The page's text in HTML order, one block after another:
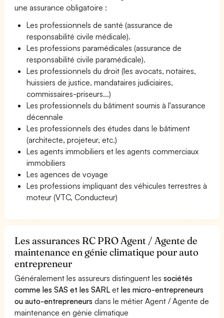
une assurance obligatoire :
Les professionnels de santé (assurance de
responsabilité civile médicale).
Les professions paramédicales (assurance de
responsabilité civile paramédicale).
Les professionnels du droit (les avocats, notaires,
huissiers de justice, mandataires judiciaires,
commissaires-priseurs...)
Les professionnels du bâtiment soumis à l'assurance
décennale
Les professionnels des études dans le bâtiment
(architecte, projeteur, etc.)
Les agents immobiliers et les agents commerciaux
immobiliers
Les agences de voyage
Les professions impliquant des véhicules terrestres à
moteur (VTC, Conducteur)
Les assurances RC PRO Agent / Agente de
maintenance en génie climatique pour auto
entrepreneur
Généralement les assureurs distinguent lessociétés
comme les SAS et les SARL etles micro-entrepreneurs
ou auto-entrepreneurs dans le métier Agent / Agente de
maintenance en génie climatique